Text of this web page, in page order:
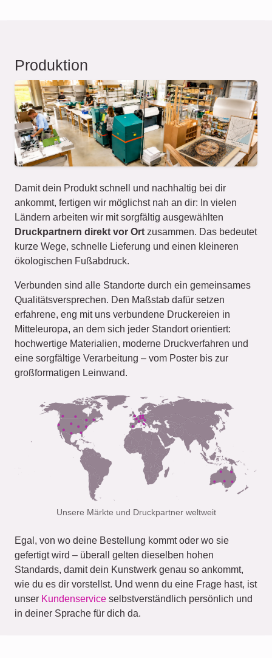
Produktion
Damit dein Produkt schnell und nachhaltig bei dir
ankommt, fertigen wir möglichst nah an dir: In vielen
Ländern arbeiten wir mit sorgfältig ausgewählten
Druckpartnern direkt vor Ort zusammen. Das bedeutet
kurze Wege, schnelle Lieferung und einen kleineren
ökologischen Fußabdruck.
Verbunden sind alle Standorte durch ein gemeinsames
Qualitätsversprechen. Den Maßstab dafür setzen
erfahrene, eng mit uns verbundene Druckereien in
Mitteleuropa, an dem sich jeder Standort orientiert:
hochwertige Materialien, moderne Druckverfahren und
eine sorgfältige Verarbeitung – vom Poster bis zur
großformatigen Leinwand.
Unsere Märkte und Druckpartner weltweit
Egal, von wo deine Bestellung kommt oder wo sie
gefertigt wird – überall gelten dieselben hohen
Standards, damit dein Kunstwerk genau so ankommt,
wie du es dir vorstellst. Und wenn du eine Frage hast, ist
unser Kundenservice selbstverständlich persönlich und
in deiner Sprache für dich da.